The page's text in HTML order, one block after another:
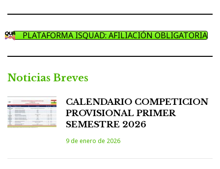
PLATAFORMA ISQUAD: AFILIACIÓN OBLIGATORIA
Noticias Breves
CALENDARIO COMPETICION
PROVISIONAL PRIMER
SEMESTRE 2026
9 de enero de 2026